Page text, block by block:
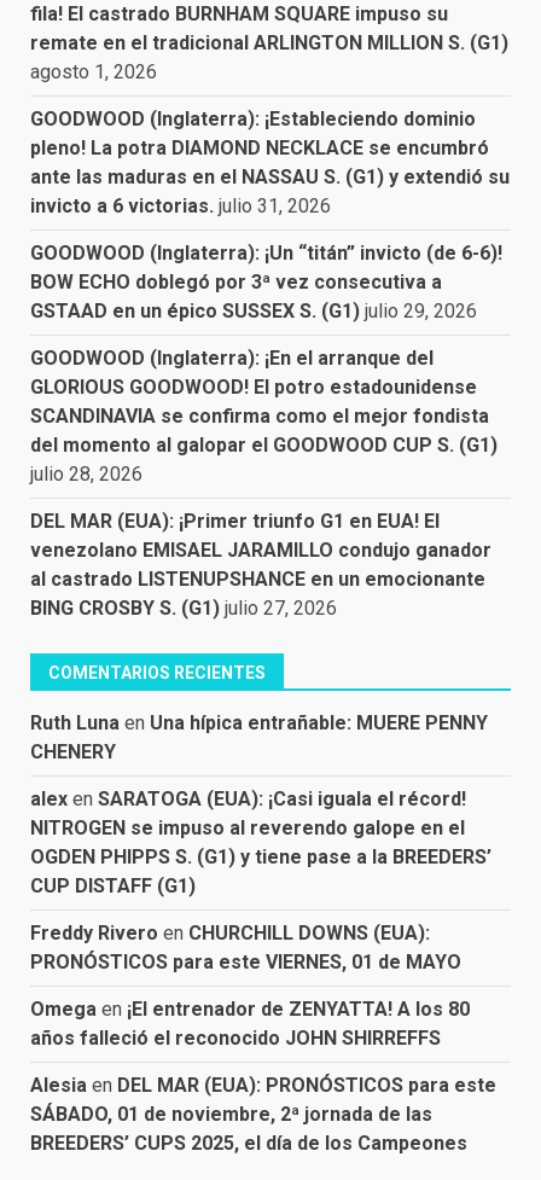
fila! El castrado BURNHAM SQUARE impuso su
remate en el tradicional ARLINGTON MILLION S. (G1)
agosto 1, 2026
GOODWOOD (Inglaterra): ¡Estableciendo dominio
pleno! La potra DIAMOND NECKLACE se encumbró
ante las maduras en el NASSAU S. (G1) y extendió su
invicto a 6 victorias. julio 31, 2026
GOODWOOD (Inglaterra): ¡Un “titán” invicto (de 6-6)!
BOW ECHO doblegó por 3ª vez consecutiva a
GSTAAD en un épico SUSSEX S. (G1) julio 29, 2026
GOODWOOD (Inglaterra): ¡En el arranque del
GLORIOUS GOODWOOD! El potro estadounidense
SCANDINAVIA se confirma como el mejor fondista
del momento al galopar el GOODWOOD CUP S. (G1)
julio 28, 2026
DEL MAR (EUA): ¡Primer triunfo G1 en EUA! El
venezolano EMISAEL JARAMILLO condujo ganador
al castrado LISTENUPSHANCE en un emocionante
BING CROSBY S. (G1) julio 27, 2026
COMENTARIOS RECIENTES
Ruth Luna en Una hípica entrañable: MUERE PENNY
CHENERY
alex en SARATOGA (EUA): ¡Casi iguala el récord!
NITROGEN se impuso al reverendo galope en el
OGDEN PHIPPS S. (G1) y tiene pase a la BREEDERS’
CUP DISTAFF (G1)
Freddy Rivero en CHURCHILL DOWNS (EUA):
PRONÓSTICOS para este VIERNES, 01 de MAYO
Omega en ¡El entrenador de ZENYATTA! A los 80
años falleció el reconocido JOHN SHIRREFFS
Alesia en DEL MAR (EUA): PRONÓSTICOS para este
SÁBADO, 01 de noviembre, 2ª jornada de las
BREEDERS’ CUPS 2025, el día de los Campeones